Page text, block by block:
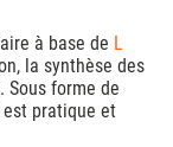
à base de L
la synthèse des
forme de
pratique et